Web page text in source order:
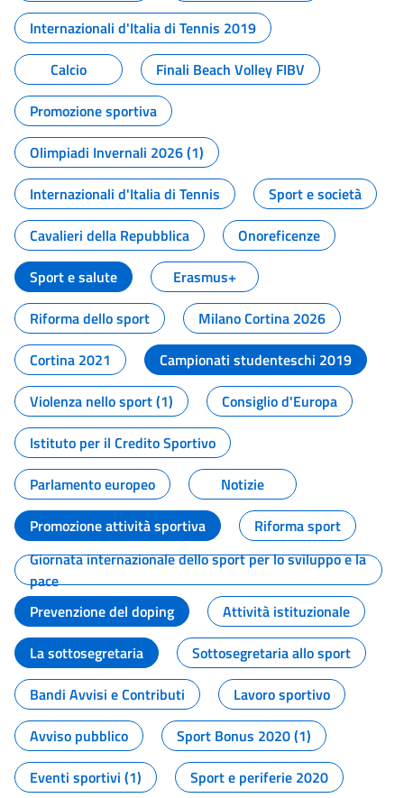
Internazionali d'Italia di Tennis 2019
Calcio
Finali Beach Volley FIBV
Promozione sportiva
Olimpiadi Invernali 2026 (1)
Internazionali d'Italia di Tennis
Sport e società
Cavalieri della Repubblica
Onoreficenze
Sport e salute
Erasmus+
Riforma dello sport
Milano Cortina 2026
Cortina 2021
Campionati studenteschi 2019
Violenza nello sport (1)
Consiglio d'Europa
Istituto per il Credito Sportivo
Parlamento europeo
Notizie
Promozione attività sportiva
Riforma sport
Giornata internazionale dello sport per lo sviluppo e la
pace
Prevenzione del doping
Attività istituzionale
La sottosegretaria
Sottosegretaria allo sport
Bandi Avvisi e Contributi
Lavoro sportivo
Avviso pubblico
Sport Bonus 2020 (1)
Eventi sportivi (1)
Sport e periferie 2020